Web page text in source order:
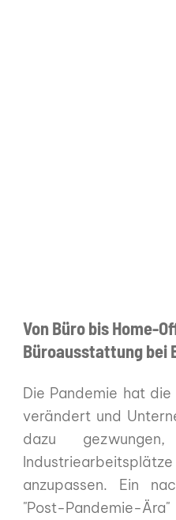
Von Büro bis Home-
Büroausstattung bei
Die Pandemie hat
verändert und
dazu
anzupassen. Ein
"Post-Pandemie-